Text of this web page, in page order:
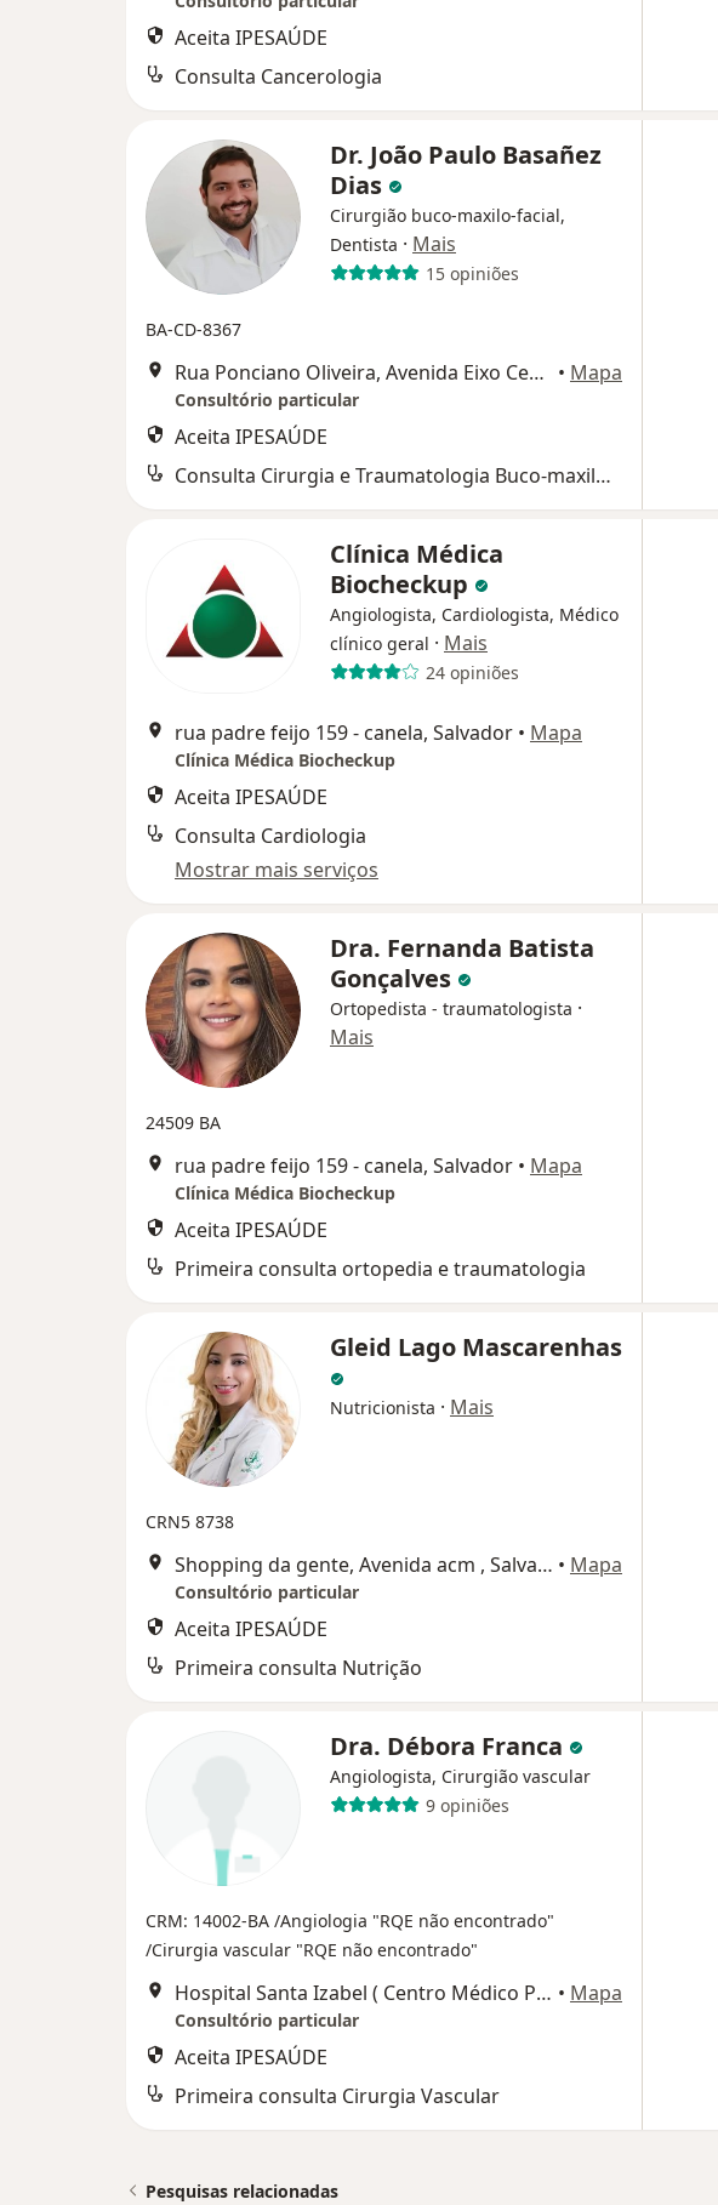
Aceita IPESAÚDE
Consulta Cancerologia
Dr. João Paulo Basañez
Dias
Cirurgião buco-maxilo-facial,
Dentista · Mais
15 opiniões
BA-CD-8367
Rua Ponciano Oliveira, Avenida Eixo Central - Centro Médico Camaçari, Camaçari • Mapa
Consultório particular
Aceita IPESAÚDE
Consulta Cirurgia e Traumatologia Buco-maxilo-facial
Clínica Médica
Biocheckup
Angiologista, Cardiologista, Médico
clínico geral · Mais
24 opiniões
rua padre feijo 159 - canela, Salvador • Mapa
Clínica Médica Biocheckup
Aceita IPESAÚDE
Consulta Cardiologia
Mostrar mais serviços
Dra. Fernanda Batista
Gonçalves
Ortopedista - traumatologista ·
Mais
24509 BA
rua padre feijo 159 - canela, Salvador • Mapa
Clínica Médica Biocheckup
Aceita IPESAÚDE
Primeira consulta ortopedia e traumatologia
Gleid Lago Mascarenhas
Nutricionista · Mais
CRN5 8738
Shopping da gente, Avenida acm , Salvador • Mapa
Consultório particular
Aceita IPESAÚDE
Primeira consulta Nutrição
Dra. Débora Franca
Angiologista, Cirurgião vascular
9 opiniões
CRM: 14002-BA /Angiologia "RQE não encontrado"
/Cirurgia vascular "RQE não encontrado"
Hospital Santa Izabel ( Centro Médico Professor Celso Figueiroa, sala 111 ), Salvador • Mapa
Consultório particular
Aceita IPESAÚDE
Primeira consulta Cirurgia Vascular
Pesquisas relacionadas